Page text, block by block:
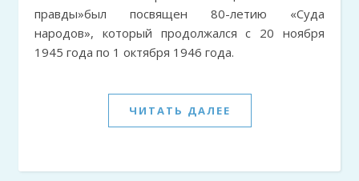
правды»был посвящен 80-летию «Суда
народов», который продолжался с 20 ноября
1945 года по 1 октября 1946 года.
ЧИТАТЬ ДАЛЕЕ